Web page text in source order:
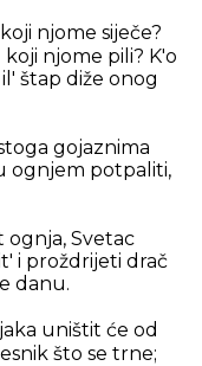
njome siječe?
njome pili? K'o
štap diže onog
gojaznima
ognjem potpaliti,
Svetac
i proždrijeti drač
danu.
uništit će od
što se trne;